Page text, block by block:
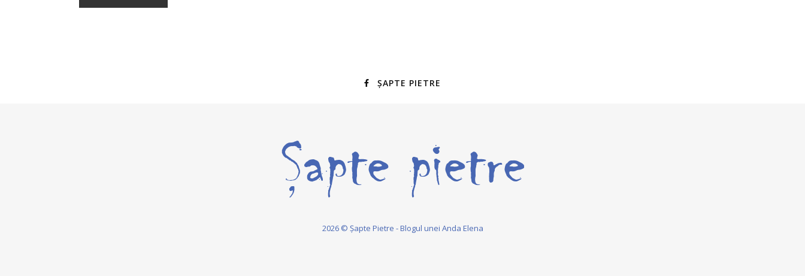
ȘAPTE PIETRE
2026 © Șapte Pietre - Blogul unei Anda Elena